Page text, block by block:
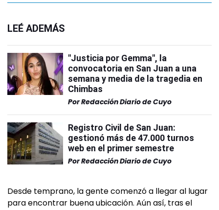
LEÉ ADEMÁS
"Justicia por Gemma", la
convocatoria en San Juan a una
semana y media de la tragedia en
Chimbas
PorRedacción Diario de Cuyo
Registro Civil de San Juan:
gestionó más de 47.000 turnos
web en el primer semestre
PorRedacción Diario de Cuyo
Desde temprano, la gente comenzó a llegar al lugar
para encontrar buena ubicación. Aún así, tras el